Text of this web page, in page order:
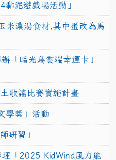
黏泥遊戲場活動」
米濃湯食材,其中蛋改為馬
「暗光鳥雲端幸運卡」
歌謠比賽實施計畫
學獎」活動
研習」
「2025 KidWind風力能